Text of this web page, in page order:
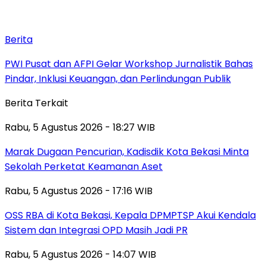
Berita
PWI Pusat dan AFPI Gelar Workshop Jurnalistik Bahas
Pindar, Inklusi Keuangan, dan Perlindungan Publik
Berita Terkait
Rabu, 5 Agustus 2026 - 18:27 WIB
‎Marak Dugaan Pencurian, Kadisdik Kota Bekasi Minta
Sekolah Perketat Keamanan Aset
Rabu, 5 Agustus 2026 - 17:16 WIB
‎OSS RBA di Kota Bekasi, Kepala DPMPTSP Akui Kendala
Sistem dan Integrasi OPD Masih Jadi PR
Rabu, 5 Agustus 2026 - 14:07 WIB